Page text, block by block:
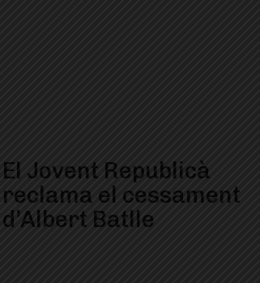
El Jovent Republicà
reclama el cessament
d’Albert Batlle